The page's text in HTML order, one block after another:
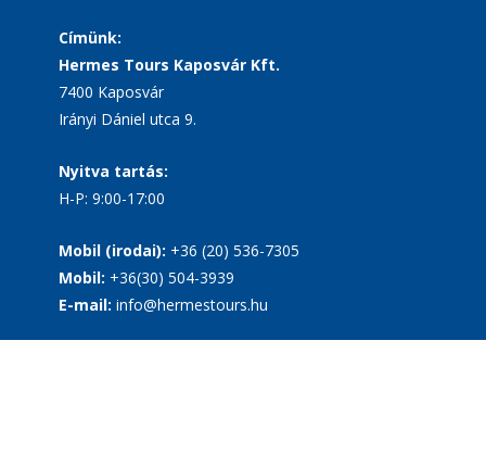
Címünk:
Hermes Tours Kaposvár Kft.
7400 Kaposvár
Irányi Dániel utca 9.
Nyitva tartás:
H-P: 9:00-17:00
Mobil (irodai): +36 (20) 536-7305
Mobil: +36(30) 504-3939
E-mail: info@hermestours.hu